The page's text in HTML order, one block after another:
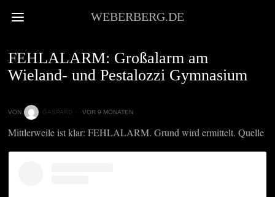
WEBERBERG.DE
FEHLALARM: Großalarm am
Wieland- und Pestalozzi Gymnasium
VON GASPARD VOR 9 MONATEN
Mittlerweile ist klar: FEHLALARM. Grund wird ermittelt. Quelle